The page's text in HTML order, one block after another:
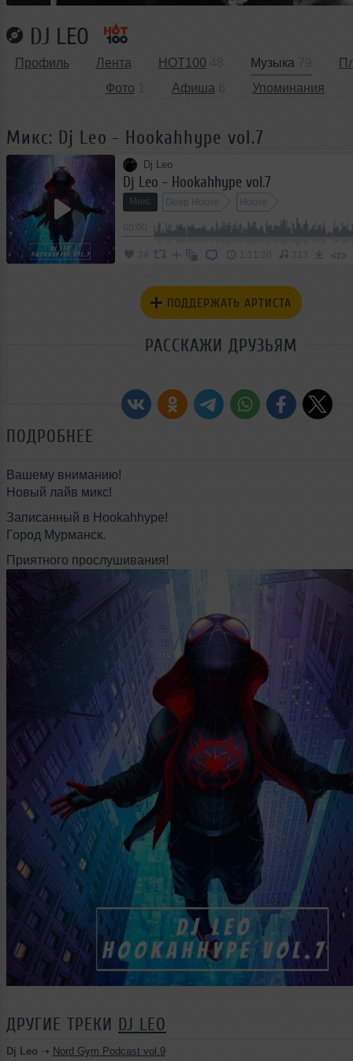
DJ LEO
Профиль Лента HOT100 Музыка
Фото
Афиша Упоминания
Микс: Dj Leo - Hookahhype vol.7
Dj Leo
Dj Leo - Hookahhype vol.7
Микс Deep House House
24 1:11:20 213 </>
ПОДДЕРЖАТЬ АРТИСТА
РАССКАЖИ ДРУЗЬЯМ
ПОДРОБНЕЕ
Вашему вниманию!
Новый лайв микс!
Записанный в Hookahhype!
Город Мурманск.
Приятного прослушивания!
ДРУГИЕ ТРЕКИ DJ LEO
Dj Leo ➝ Nord Gym Podcast vol.9